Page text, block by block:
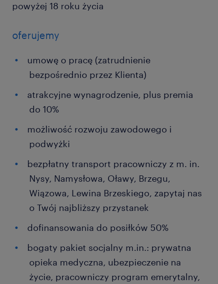
powyżej 18 roku życia
oferujemy
umowę o pracę (zatrudnienie
bezpośrednio przez Klienta)
atrakcyjne wynagrodzenie, plus premia
do 10%
możliwość rozwoju zawodowego i
podwyżki
bezpłatny transport pracowniczy z m. in.
Nysy, Namysłowa, Oławy, Brzegu,
Wiązowa, Lewina Brzeskiego, zapytaj nas
o Twój najbliższy przystanek
dofinansowania do posiłków 50%
bogaty pakiet socjalny m.in.: prywatna
opieka medyczna, ubezpieczenie na
życie, pracowniczy program emerytalny,